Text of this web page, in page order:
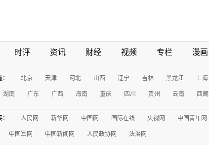
时评 资讯 财经 视频 专栏 漫画
北京 天津 河北 山西 辽宁 吉林 黑龙江 上海
湖南 广东 广西 海南 重庆 四川 贵州 云南 西藏
人民网 新华网 中国网 国际在线 央视网 中国青年网
中国军网 中国新闻网 人民政协网 法治网